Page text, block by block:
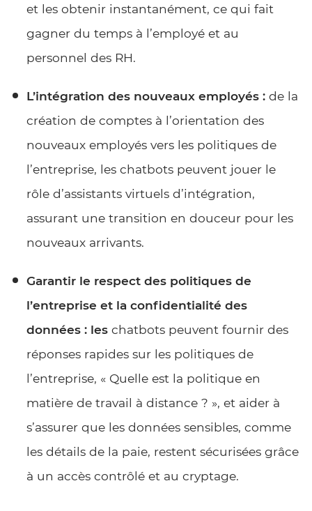
et les obtenir instantanément, ce qui fait
gagner du temps à l’employé et au
personnel des RH.
L’intégration des nouveaux employés :de la
création de comptes à l’orientation des
nouveaux employés vers les politiques de
l’entreprise, les chatbots peuvent jouer le
rôle d’assistants virtuels d’intégration,
assurant une transition en douceur pour les
nouveaux arrivants.
Garantir le respect des politiques de
l’entreprise et la confidentialité des
données : les chatbots peuvent fournir des
réponses rapides sur les politiques de
l’entreprise, « Quelle est la politique en
matière de travail à distance ? », et aider à
s’assurer que les données sensibles, comme
les détails de la paie, restent sécurisées grâce
à un accès contrôlé et au cryptage.